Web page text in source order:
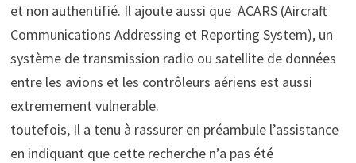
et non authentifié. Il ajoute aussi que ACARS (Aircraft
Communications Addressing et Reporting System), un
système de transmission radio ou satellite de données
entre les avions et les contrôleurs aériens est aussi
extremement vulnerable.
toutefois, Il a tenu à rassurer en préambule l’assistance
en indiquant que cette recherche n’a pas été